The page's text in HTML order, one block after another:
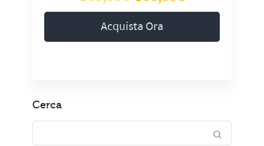
Acquista Ora
Cerca